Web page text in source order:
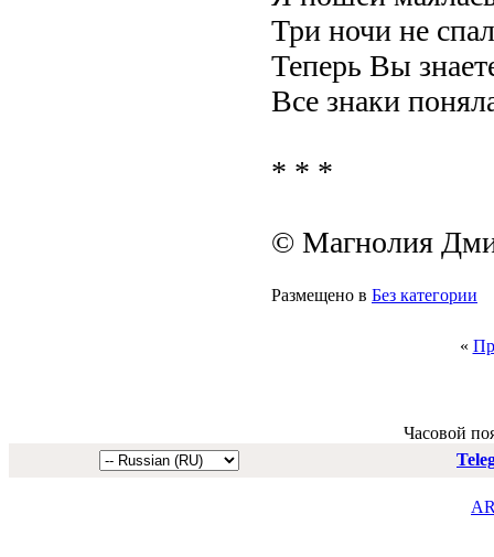
Три ночи не
Теперь Вы
Все знаки
* * *
© Магнолия
Размещено в Без категории
«
Часовой